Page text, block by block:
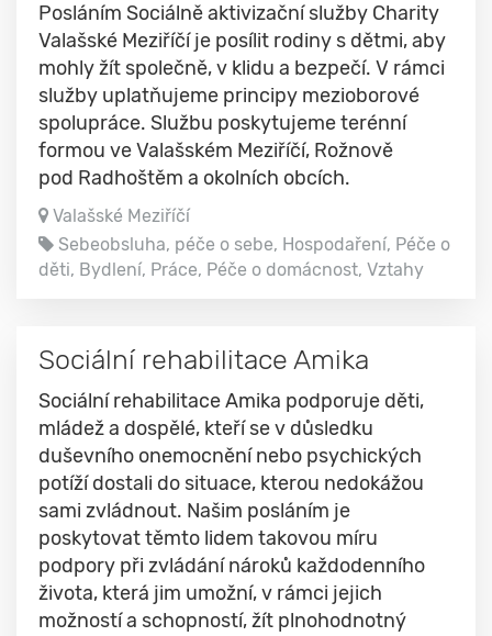
Posláním Sociálně aktivizační služby Charity
Valašské Meziříčí je posílit rodiny s dětmi, aby
mohly žít společně, v klidu a bezpečí. V rámci
služby uplatňujeme principy mezioborové
spolupráce. Službu poskytujeme terénní
formou ve Valašském Meziříčí, Rožnově
pod Radhoštěm a okolních obcích.
Valašské Meziříčí
Sebeobsluha, péče o sebe, Hospodaření, Péče o
děti, Bydlení, Práce, Péče o domácnost, Vztahy
Sociální rehabilitace Amika
Sociální rehabilitace Amika podporuje děti,
mládež a dospělé, kteří se v důsledku
duševního onemocnění nebo psychických
potíží dostali do situace, kterou nedokážou
sami zvládnout. Našim posláním je
poskytovat těmto lidem takovou míru
podpory při zvládání nároků každodenního
života, která jim umožní, v rámci jejich
možností a schopností, žít plnohodnotný